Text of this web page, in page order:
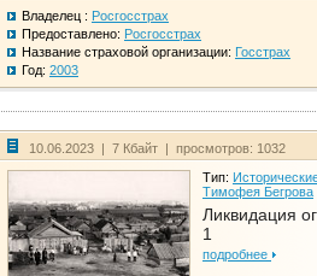
Владелец : Росгосстрах
Предоставлено: Росгосстрах
Название страховой организации: Госстрах
Год: 2003
10.06.2023 | 7 Кбайт | просмотров: 1032
Тип:
Тимофея Бегрова
Ликвидация
1
подробнее